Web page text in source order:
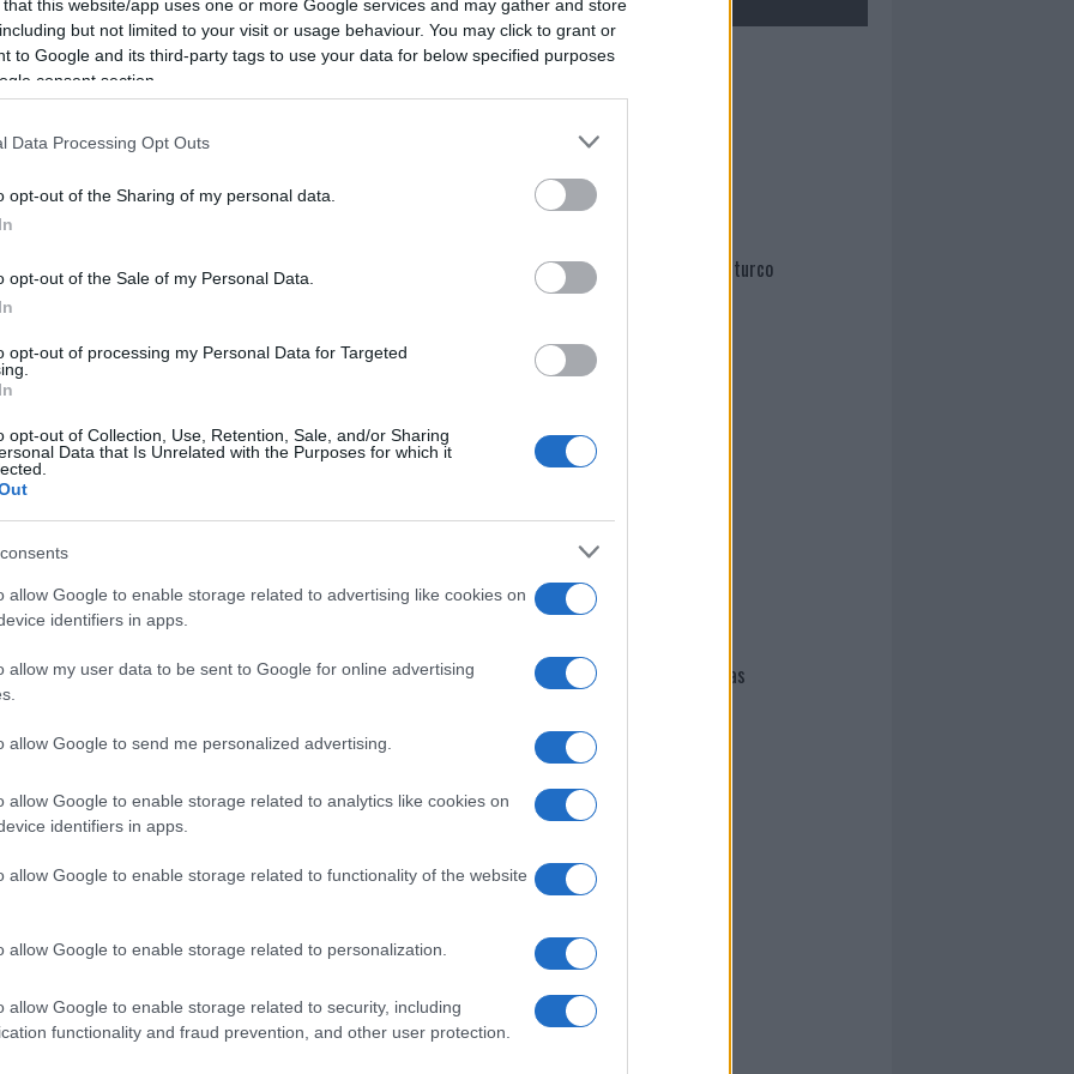
that this website/app uses one or more Google services and may gather and store
but not limited to your visit or usage behaviour. You may click to grant or
to Google and its third-party tags to use your data for below specified purposes
consent section.
Data Processing Opt Outs
opt-out of the Sharing of my personal data.
opt-out of the Sale of my Personal Data.
opt-out of processing my Personal Data for Targeted
opt-out of Collection, Use, Retention, Sale, and/or Sharing
Data that Is Unrelated with the Purposes for which it
allow Google to enable storage related to advertising like cookies on
identifiers in apps.
allow my user data to be sent to Google for online advertising
allow Google to send me personalized advertising.
allow Google to enable storage related to analytics like cookies on
identifiers in apps.
allow Google to enable storage related to functionality of the website
allow Google to enable storage related to personalization.
allow Google to enable storage related to security, including
functionality and fraud prevention, and other user protection.
nella sezione
Locale Olbia
di GalluraOggi.it
i tuoi video e le tue foto
+39 345 356 7512
news daGoogle News
Mario Malu
Martina Agostina Diturco
I nostri cari
I nostri cari
Giovannimaria Cabras